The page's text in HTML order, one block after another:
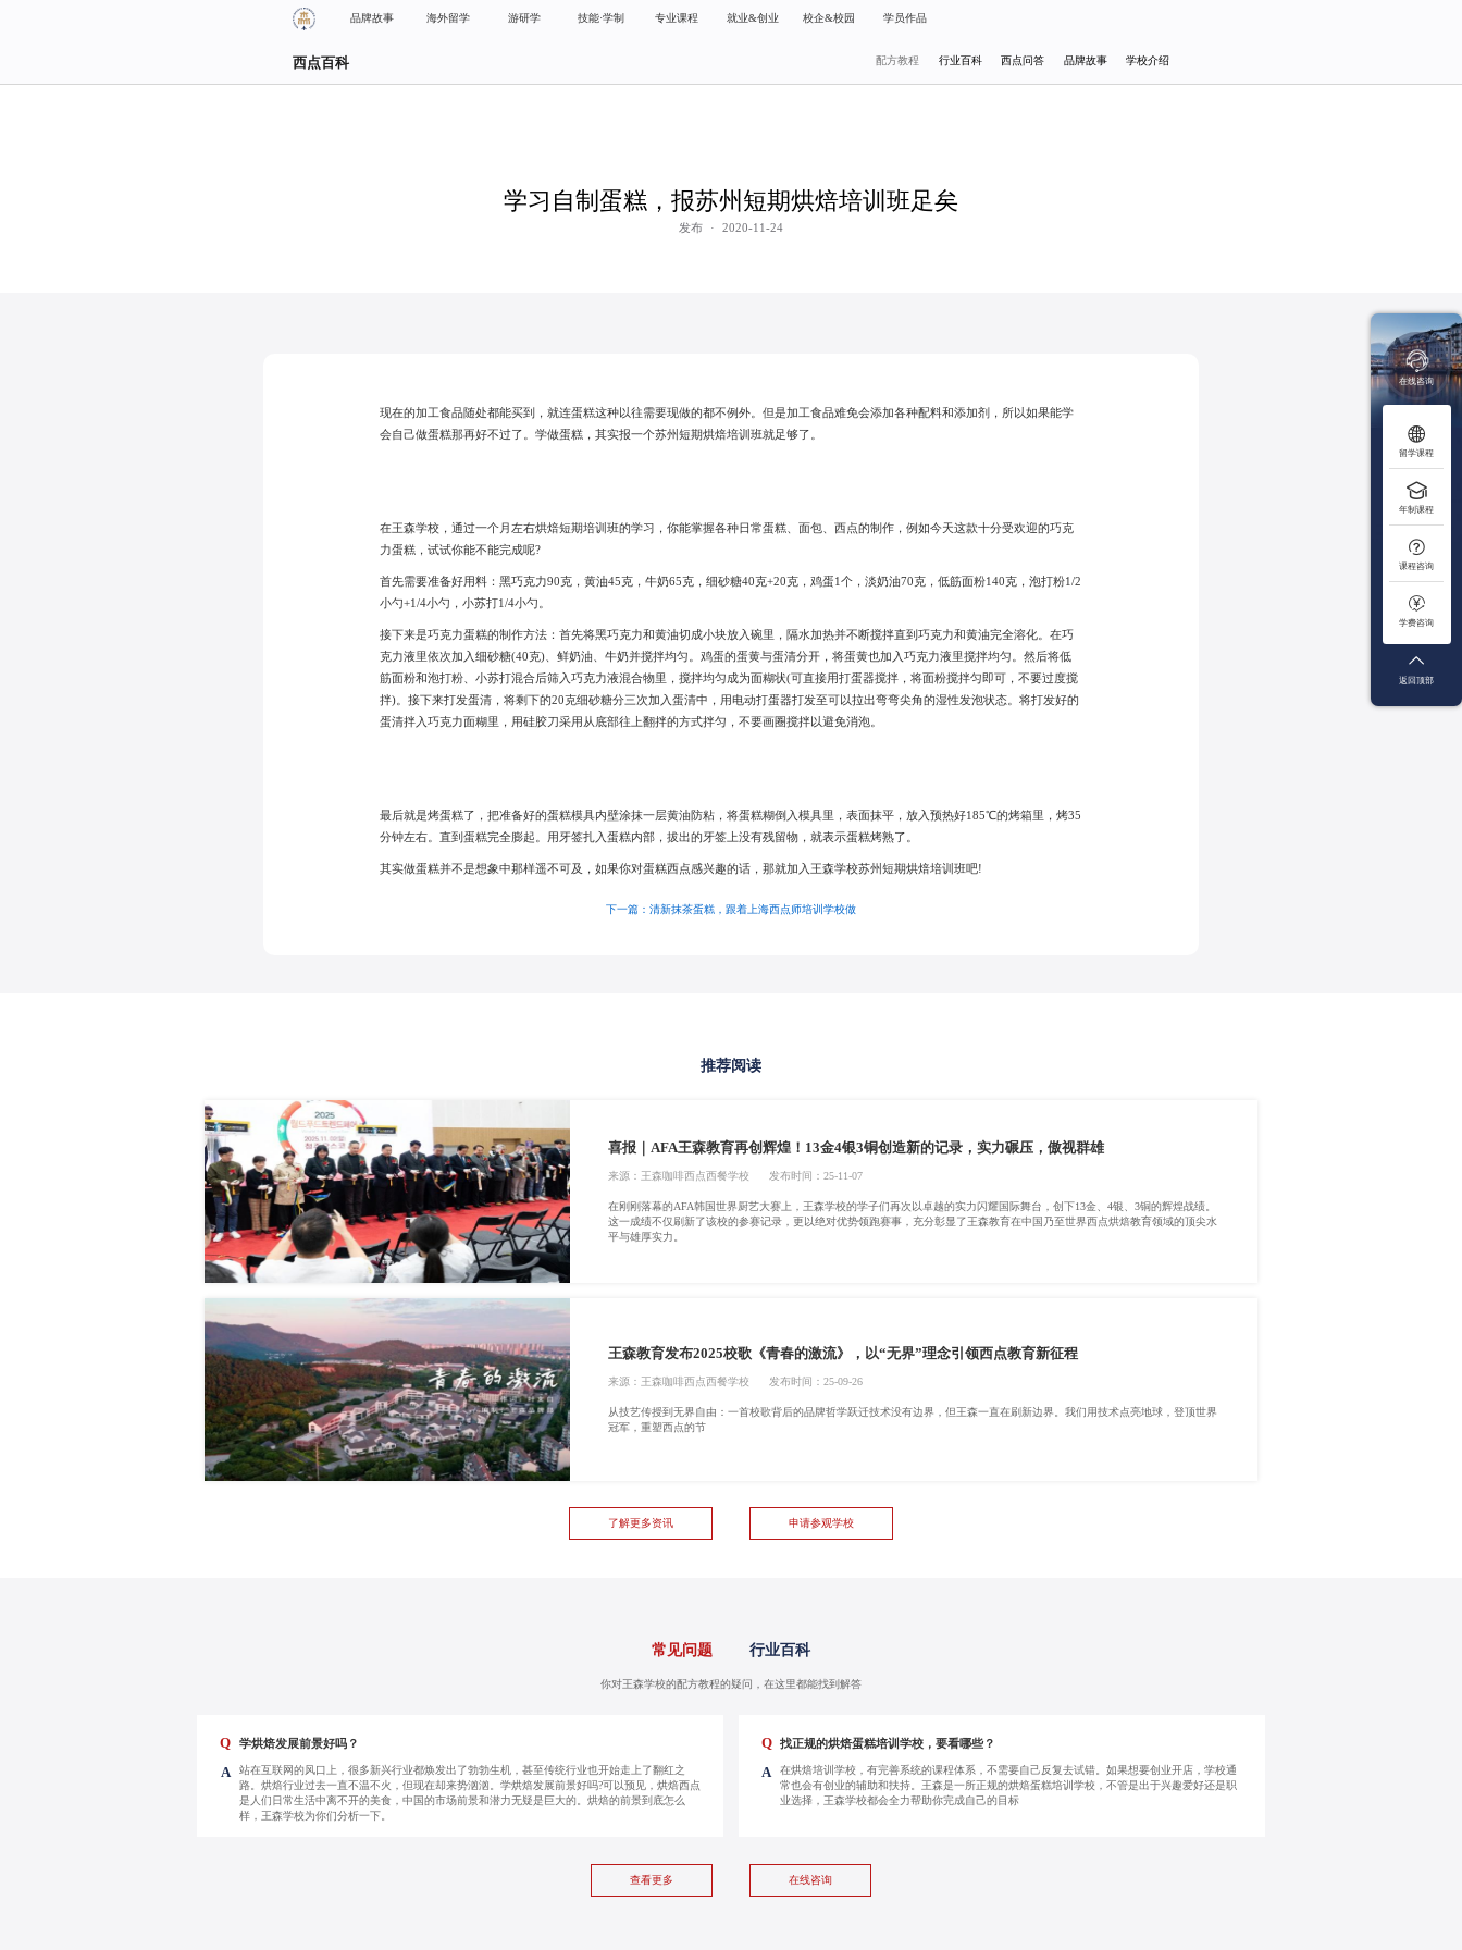
品牌故事 海外留学 游研学 技能·学制 专业课程 就业&创业 校企&校园 学员作品
西点百科 配方教程 行业百科 西点问答 品牌故事 学校介绍
学习自制蛋糕，报苏州短期烘焙培训班足矣
发布 · 2020-11-24
现在的加工食品随处都能买到，就连蛋糕这种以往需要现做的都不例外。但是加工食品难免会添加各种配料和添加剂，所以如果能学
会自己做蛋糕那再好不过了。学做蛋糕，其实报一个苏州短期烘焙培训班就足够了。
在王森学校，通过一个月左右烘焙短期培训班的学习，你能掌握各种日常蛋糕、面包、西点的制作，例如今天这款十分受欢迎的巧克
力蛋糕，试试你能不能完成呢?
首先需要准备好用料：黑巧克力90克，黄油45克，牛奶65克，细砂糖40克+20克，鸡蛋1个，淡奶油70克，低筋面粉140克，泡打粉1/2
小勺+1/4小勺，小苏打1/4小勺。
接下来是巧克力蛋糕的制作方法：首先将黑巧克力和黄油切成小块放入碗里，隔水加热并不断搅拌直到巧克力和黄油完全溶化。在巧
克力液里依次加入细砂糖(40克)、鲜奶油、牛奶并搅拌均匀。鸡蛋的蛋黄与蛋清分开，将蛋黄也加入巧克力液里搅拌均匀。然后将低
筋面粉和泡打粉、小苏打混合后筛入巧克力液混合物里，搅拌均匀成为面糊状(可直接用打蛋器搅拌，将面粉搅拌匀即可，不要过度搅
拌)。接下来打发蛋清，将剩下的20克细砂糖分三次加入蛋清中，用电动打蛋器打发至可以拉出弯弯尖角的湿性发泡状态。将打发好的
蛋清拌入巧克力面糊里，用硅胶刀采用从底部往上翻拌的方式拌匀，不要画圈搅拌以避免消泡。
最后就是烤蛋糕了，把准备好的蛋糕模具内壁涂抹一层黄油防粘，将蛋糕糊倒入模具里，表面抹平，放入预热好185℃的烤箱里，烤35
分钟左右。直到蛋糕完全膨起。用牙签扎入蛋糕内部，拔出的牙签上没有残留物，就表示蛋糕烤熟了。
其实做蛋糕并不是想象中那样遥不可及，如果你对蛋糕西点感兴趣的话，那就加入王森学校苏州短期烘焙培训班吧!
下一篇：清新抹茶蛋糕，跟着上海西点师培训学校做
推荐阅读
喜报｜AFA王森教育再创辉煌！13金4银3铜创造新的记录，实力碾压，傲视群雄
来源： 王森咖啡西点西餐学校 发布时间：25-11-07
在刚刚落幕的AFA韩国世界厨艺大赛上，王森学校的学子们再次以卓越的实力闪耀国际舞台，创下13金、4银、3铜的辉煌战绩。
这一成绩不仅刷新了该校的参赛记录，更以绝对优势领跑赛事，充分彰显了王森教育在中国乃至世界西点烘焙教育领域的顶尖水
平与雄厚实力。
王森教育发布2025校歌《青春的激流》，以“无界”理念引领西点教育新征程
来源： 王森咖啡西点西餐学校 发布时间：25-09-26
从技艺传授到无界自由：一首校歌背后的品牌哲学跃迁技术没有边界，但王森一直在刷新边界。我们用技术点亮地球，登顶世界
冠军，重塑西点的节
了解更多资讯 申请参观学校
常见问题 行业百科
你对王森学校的配方教程的疑问，在这里都能找到解答
Q 学烘焙发展前景好吗？
A
站在互联网的风口上，很多新兴行业都焕发出了勃勃生机，甚至传统行业也开始走上了翻红之
路。烘焙行业过去一直不温不火，但现在却来势汹汹。学烘焙发展前景好吗?可以预见，烘焙西点
是人们日常生活中离不开的美食，中国的市场前景和潜力无疑是巨大的。烘焙的前景到底怎么
样，王森学校为你们分析一下。
Q 找正规的烘焙蛋糕培训学校，要看哪些？
A
在烘焙培训学校，有完善系统的课程体系，不需要自己反复去试错。如果想要创业开店，学校通
常也会有创业的辅助和扶持。王森是一所正规的烘焙蛋糕培训学校，不管是出于兴趣爱好还是职
业选择，王森学校都会全力帮助你完成自己的目标
查看更多 在线咨询

在线咨询

留学课程

年制课程

课程咨询

学费咨询

返回顶部